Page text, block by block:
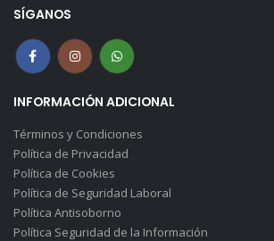
SÍGANOS
INFORMACIÓN ADICIONAL
Términos y Condiciones
Política de Privacidad
Política de Cookies
Política de Seguridad Laboral
Política Antisoborno
Política Seguridad de la Información